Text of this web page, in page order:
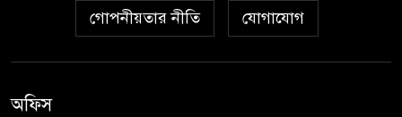
গোপনীয়তার নীতি যোগাযোগ
অফিস